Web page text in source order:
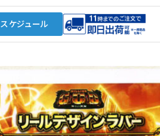
ケジュール
ク